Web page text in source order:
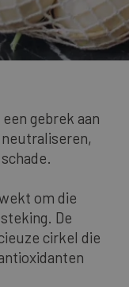
gebrek aan
om die
De
cirkel die